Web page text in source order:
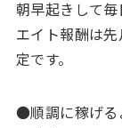
朝早起きして
エイト報酬は
定です。
●順調に稼げる